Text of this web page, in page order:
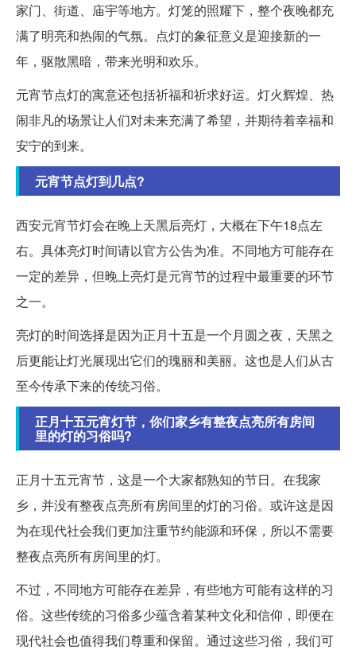
家门、街道、庙宇等地方。灯笼的照耀下，整个夜晚都充
满了明亮和热闹的气氛。点灯的象征意义是迎接新的一
年，驱散黑暗，带来光明和欢乐。
元宵节点灯的寓意还包括祈福和祈求好运。灯火辉煌、热
闹非凡的场景让人们对未来充满了希望，并期待着幸福和
安宁的到来。
元宵节点灯到几点?
西安元宵节灯会在晚上天黑后亮灯，大概在下午18点左
右。具体亮灯时间请以官方公告为准。不同地方可能存在
一定的差异，但晚上亮灯是元宵节的过程中最重要的环节
之一。
亮灯的时间选择是因为正月十五是一个月圆之夜，天黑之
后更能让灯光展现出它们的瑰丽和美丽。这也是人们从古
至今传承下来的传统习俗。
正月十五元宵灯节，你们家乡有整夜点亮所有房间
里的灯的习俗吗?
正月十五元宵节，这是一个大家都熟知的节日。在我家
乡，并没有整夜点亮所有房间里的灯的习俗。或许这是因
为在现代社会我们更加注重节约能源和环保，所以不需要
整夜点亮所有房间里的灯。
不过，不同地方可能存在差异，有些地方可能有这样的习
俗。这些传统的习俗多少蕴含着某种文化和信仰，即便在
现代社会也值得我们尊重和保留。通过这些习俗，我们可